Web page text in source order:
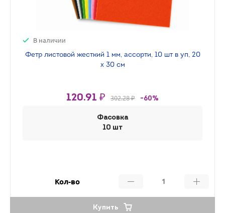
В наличии
Фетр листовой жесткий 1 мм, ассорти, 10 шт в уп, 20
х 30 см
120.91 ₽ 302.28 ₽ -60%
Фасовка
10 шт
Кол-во
Купить